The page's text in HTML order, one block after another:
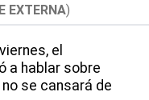
EXTERNA)
el
a hablar sobre
se cansará de